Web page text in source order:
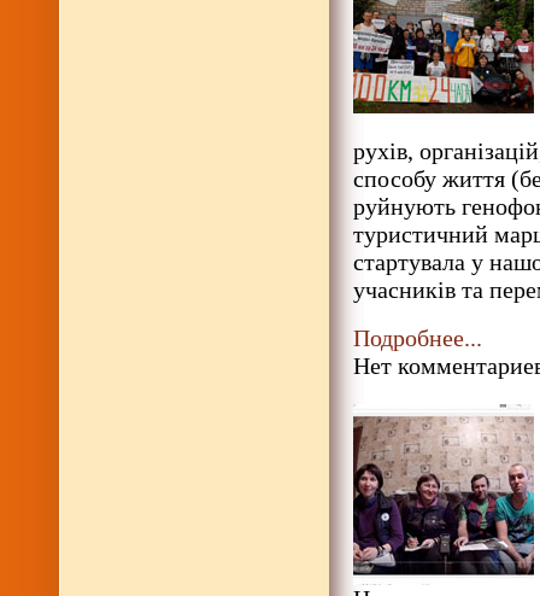
рухів,
способу життя
руйнують
туристичний
стартувала у
учасників та
Подробнее...
Нет